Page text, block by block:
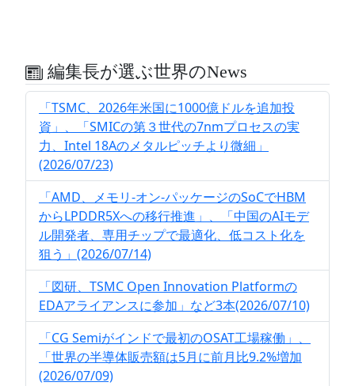
編集長が選ぶ世界のNews
「TSMC、2026年米国に1000億ドルを追加投
資」、「SMICの第３世代の7nmプロセスの実
力、Intel 18Aのメタルピッチより微細」
(2026/07/23)
「AMD、メモリ-オン-パッケージのSoCでHBM
からLPDDR5Xへの移行推進」、「中国のAIモデ
ル開発者、専用チップで最適化、低コスト化を
狙う」(2026/07/14)
「図研、TSMC Open Innovation Platformの
EDAアライアンスに参加」など3本(2026/07/10)
「CG Semiがインドで最初のOSAT工場稼働」、
「世界の半導体販売額は5月に前月比9.2%増加
(2026/07/09)